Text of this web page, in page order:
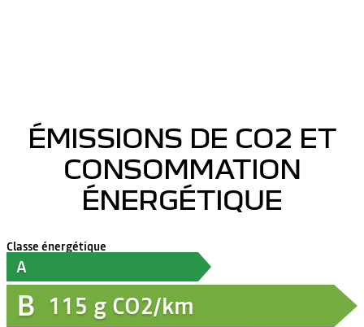
ÉMISSIONS DE CO2 ET
CONSOMMATION
ÉNERGÉTIQUE
Classe énergétique
A
B 115 g CO2/km